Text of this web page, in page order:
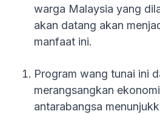
warga Malaysia yang
akan datang akan
manfaat ini.
Program wang tunai ini
merangsangkan
antarabangsa